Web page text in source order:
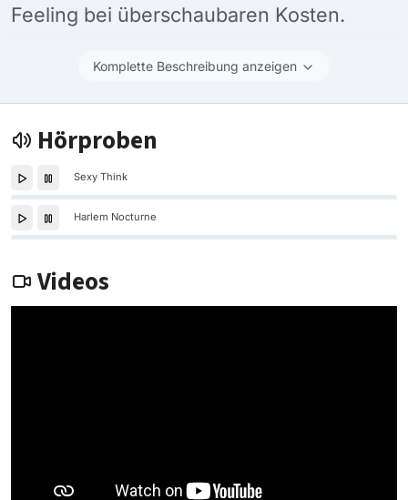
Feeling bei überschaubaren Kosten.
Komplette Beschreibung anzeigen
Hörproben
Sexy Think
Harlem Nocturne
Videos